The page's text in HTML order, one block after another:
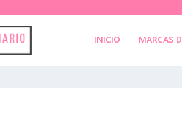
INICIO MARCAS